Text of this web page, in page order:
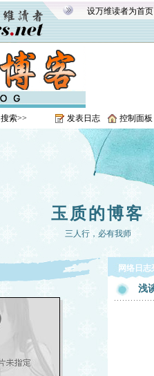
设万维读者为首页
搜索>> 发表日志 控制面板
玉质的博客
三人行，必有我师
网络日志
浅